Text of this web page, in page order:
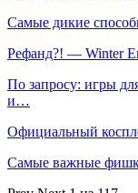
Самые дикие
Рефанд?! — Winter
По запросу: игры
и…
Официальный
Самые важные